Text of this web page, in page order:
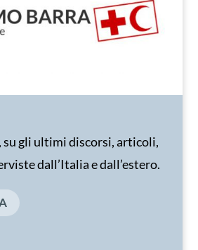
gli ultimi discorsi, articoli,
dall’Italia e dall’estero.